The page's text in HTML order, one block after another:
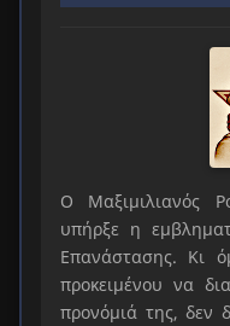
Ο Μαξιμιλιανός
υπήρξε η
Επανάστασης. Κι
προκειμένου να
προνόμιά της, δεν